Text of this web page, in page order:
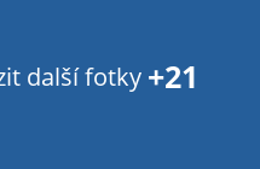
další fotky +21